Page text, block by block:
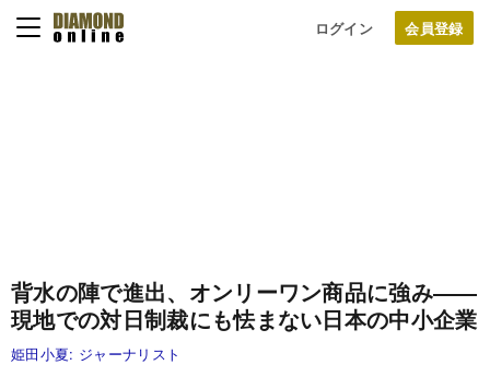
ログイン
背水の陣で進出、オンリーワン商品に強み――
現地での対日制裁にも怯まない日本の中小企業
姫田小夏: ジャーナリスト